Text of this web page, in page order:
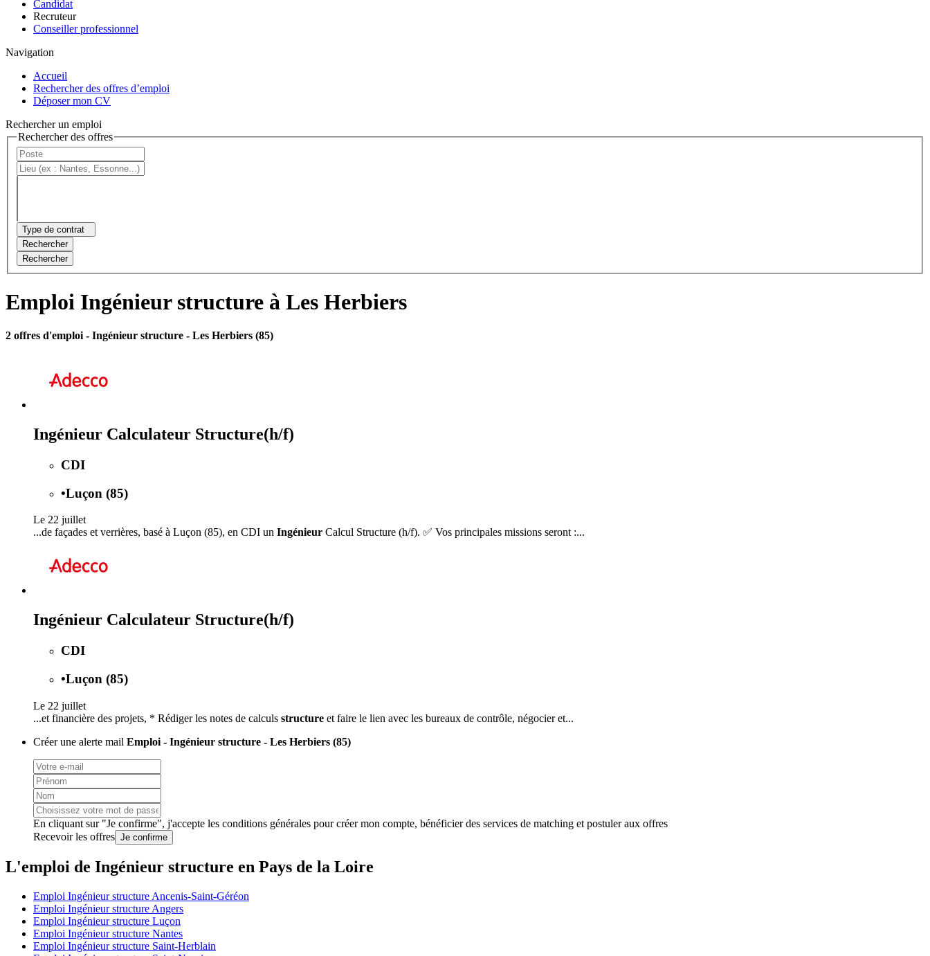
Candidat
Recruteur
Conseiller professionnel
Navigation
Accueil
Rechercher des offres d’emploi
Déposer mon CV
Rechercher un emploi
Rechercher des offres
Type de contrat
Rechercher
Rechercher
Emploi Ingénieur structure à Les Herbiers
2 offres d'emploi - Ingénieur structure - Les Herbiers (85)
Ingénieur Calculateur Structure(h/f)
CDI
•Luçon (85)
Le 22 juillet
...de façades et verrières, basé à Luçon (85), en CDI un Ingénieur Calcul Structure (h/f). ✅ Vos principales missions seront :...
Ingénieur Calculateur Structure(h/f)
CDI
•Luçon (85)
Le 22 juillet
...et financière des projets, * Rédiger les notes de calculs structure et faire le lien avec les bureaux de contrôle, négocier et...
Créer une alerte mail Emploi - Ingénieur structure - Les Herbiers (85)
En cliquant sur "Je confirme", j'accepte les conditions générales pour créer mon compte, bénéficier des services de matching et postuler aux offres
Recevoir les offres Je confirme
L'emploi de Ingénieur structure en Pays de la Loire
Emploi Ingénieur structure Ancenis-Saint-Géréon
Emploi Ingénieur structure Angers
Emploi Ingénieur structure Luçon
Emploi Ingénieur structure Nantes
Emploi Ingénieur structure Saint-Herblain